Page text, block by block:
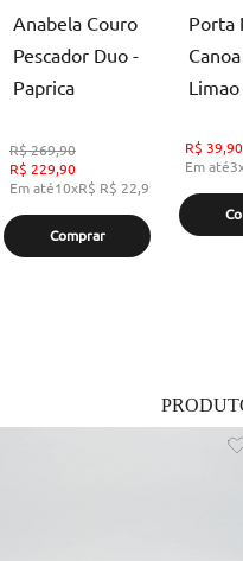
Anabela Couro
Pescador Duo -
Paprica
R$269,90
R$ 229,90
Em até10xR$ R$ 22,99
Comprar
Porta
Limao
R$ 39,90
Em até3